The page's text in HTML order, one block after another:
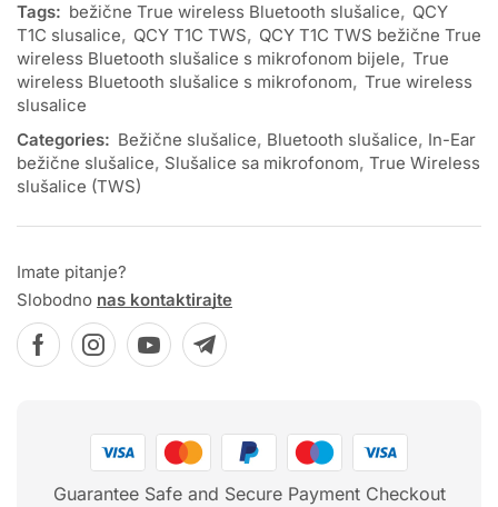
Tags: bežične True wireless Bluetooth slušalice, QCY
T1C slusalice, QCY T1C TWS, QCY T1C TWS bežične True
wireless Bluetooth slušalice s mikrofonom bijele, True
wireless Bluetooth slušalice s mikrofonom, True wireless
slusalice
Categories: Bežične slušalice, Bluetooth slušalice, In-Ear
bežične slušalice, Slušalice sa mikrofonom, True Wireless
slušalice (TWS)
Imate pitanje?
Slobodno nas kontaktirajte
Guarantee Safe and Secure Payment Checkout